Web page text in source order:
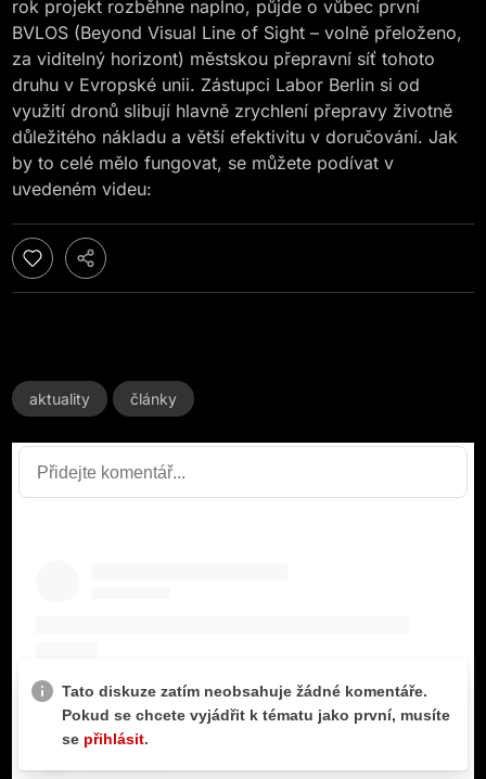
rok projekt rozběhne naplno, půjde o vůbec první
BVLOS (Beyond Visual Line of Sight – volně přeloženo,
za viditelný horizont) městskou přepravní síť tohoto
druhu v Evropské unii. Zástupci Labor Berlin si od
využití dronů slibují hlavně zrychlení přepravy životně
důležitého nákladu a větší efektivitu v doručování. Jak
by to celé mělo fungovat, se můžete podívat v
uvedeném videu:
aktuality články